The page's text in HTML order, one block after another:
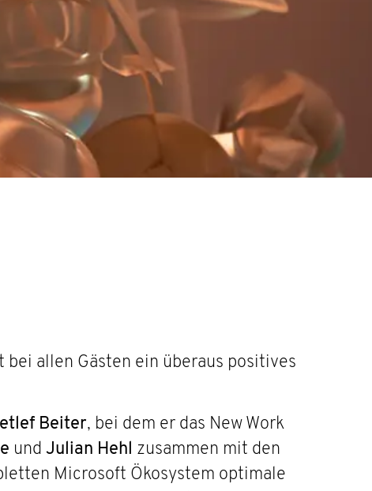
bei allen Gästen ein überaus positives
Beiter, bei dem er das New Work
und Julian Hehl
zusammen mit den
Microsoft Ökosystem optimale